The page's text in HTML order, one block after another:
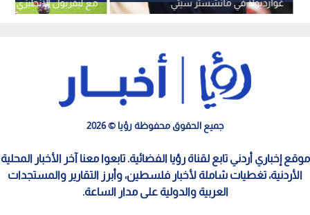
مع ليفربول الإنجليزي
غوارديولا في مانشستر سيتي
جميع الحقوق محفوظة رؤيا © 2026
موقع إخباري أردني تابع لقناة رؤيا الفضائية. تابعوا معنا آخر الأخبار المحلية
الأردنية، تغطيات شاملة لأخبار فلسطين، وأبرز التقارير والمستجدات
العربية والدولية على مدار الساعة.